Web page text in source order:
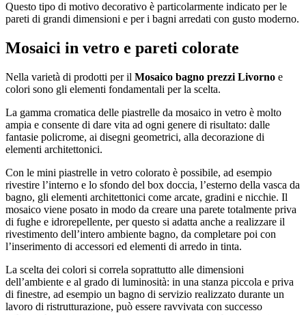
Questo tipo di motivo decorativo è particolarmente indicato per le
pareti di grandi dimensioni e per i bagni arredati con gusto moderno.
Mosaici in vetro e pareti colorate
Nella varietà di prodotti per il Mosaico bagno prezzi Livorno e
colori sono gli elementi fondamentali per la scelta.
La gamma cromatica delle piastrelle da mosaico in vetro è molto
ampia e consente di dare vita ad ogni genere di risultato: dalle
fantasie policrome, ai disegni geometrici, alla decorazione di
elementi architettonici.
Con le mini piastrelle in vetro colorato è possibile, ad esempio
rivestire l’interno e lo sfondo del box doccia, l’esterno della vasca da
bagno, gli elementi architettonici come arcate, gradini e nicchie. Il
mosaico viene posato in modo da creare una parete totalmente priva
di fughe e idrorepellente, per questo si adatta anche a realizzare il
rivestimento dell’intero ambiente bagno, da completare poi con
l’inserimento di accessori ed elementi di arredo in tinta.
La scelta dei colori si correla soprattutto alle dimensioni
dell’ambiente e al grado di luminosità: in una stanza piccola e priva
di finestre, ad esempio un bagno di servizio realizzato durante un
lavoro di ristrutturazione, può essere ravvivata con successo